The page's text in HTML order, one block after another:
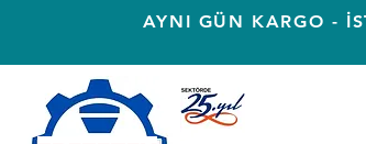
AYNI GÜN KARGO -